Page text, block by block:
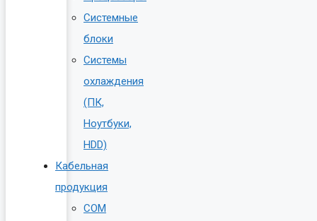
Системные
блоки
Системы
охлаждения
(ПК,
Ноутбуки,
HDD)
Кабельная
продукция
COM